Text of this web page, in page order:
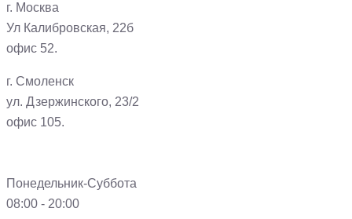
г. Москва
Ул Калибровская, 22б
офис 52.
г. Смоленск
ул. Дзержинского, 23/2
офис 105.
Понедельник-Суббота
08:00 - 20:00